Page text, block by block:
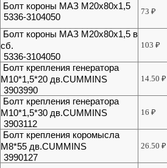
Болт короны МАЗ М20х80х1,5
5336-3104050
73₽
Болт короны МАЗ М20х80х1,5 в
сб.
5336-3104050
103₽
Болт крепления генератора
М10*1,5*20 дв.CUMMINS
3903990
14.50₽
Болт крепления генератора
М10*1,5*30 дв.CUMMINS
3903112
16₽
Болт крепления коромысла
М8*55 дв.CUMMINS
3990127
26.50₽